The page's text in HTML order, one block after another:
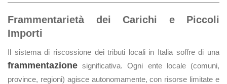
Frammentarietà dei Carichi e Piccoli
Importi
Il sistema di riscossione dei tributi locali in Italia soffre di una
frammentazione significativa. Ogni ente locale (comuni,
province, regioni) agisce autonomamente, con risorse limitate e